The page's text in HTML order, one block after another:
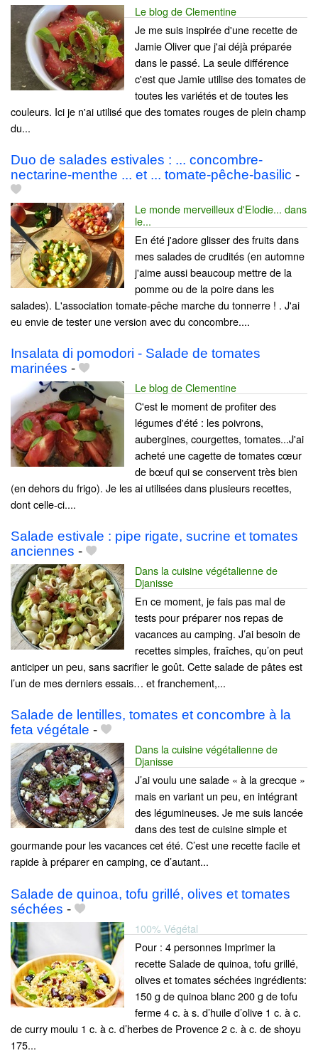
Le blog de Clementine
Je me suis inspirée d'une recette de
Jamie Oliver que j'ai déjà préparée
dans le passé. La seule différence
c'est que Jamie utilise des tomates de
toutes les variétés et de toutes les
couleurs. Ici je n'ai utilisé que des tomates rouges de plein champ
du...
Duo de salades estivales : ... concombre-
nectarine-menthe ... et ... tomate-pêche-basilic -
Le monde merveilleux d'Elodie... dans
le...
En été j'adore glisser des fruits dans
mes salades de crudités (en automne
j'aime aussi beaucoup mettre de la
pomme ou de la poire dans les
salades). L'association tomate-pêche marche du tonnerre ! . J'ai
eu envie de tester une version avec du concombre....
Insalata di pomodori - Salade de tomates
marinées -
Le blog de Clementine
C'est le moment de profiter des
légumes d'été : les poivrons,
aubergines, courgettes, tomates...J'ai
acheté une cagette de tomates cœur
de bœuf qui se conservent très bien
(en dehors du frigo). Je les ai utilisées dans plusieurs recettes,
dont celle-ci....
Salade estivale : pipe rigate, sucrine et tomates
anciennes -
Dans la cuisine végétalienne de
Djanisse
En ce moment, je fais pas mal de
tests pour préparer nos repas de
vacances au camping. J’ai besoin de
recettes simples, fraîches, qu’on peut
anticiper un peu, sans sacrifier le goût. Cette salade de pâtes est
l’un de mes derniers essais… et franchement,...
Salade de lentilles, tomates et concombre à la
feta végétale -
Dans la cuisine végétalienne de
Djanisse
J’ai voulu une salade « à la grecque »
mais en variant un peu, en intégrant
des légumineuses. Je me suis lancée
dans des test de cuisine simple et
gourmande pour les vacances cet été. C’est une recette facile et
rapide à préparer en camping, ce d’autant...
Salade de quinoa, tofu grillé, olives et tomates
séchées -
100% Végétal
Pour : 4 personnes Imprimer la
recette Salade de quinoa, tofu grillé,
olives et tomates séchées ingrédients:
150 g de quinoa blanc 200 g de tofu
ferme 4 c. à s. d’huile d’olive 1 c. à c.
de curry moulu 1 c. à c. d’herbes de Provence 2 c. à c. de shoyu
175...